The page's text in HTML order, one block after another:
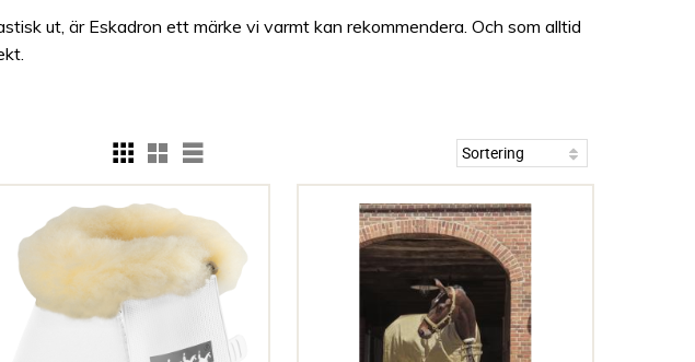
ut, är Eskadron ett märke vi varmt kan rekommendera. Och som alltid